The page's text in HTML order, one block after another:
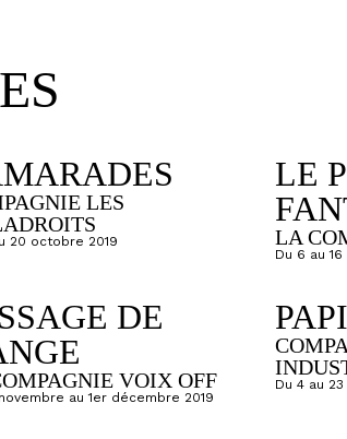
LES
20 octobre 2019
LE
LA
Du 6 au
DE
VOIX OFF
au 1er décembre 2019
Du 4 au